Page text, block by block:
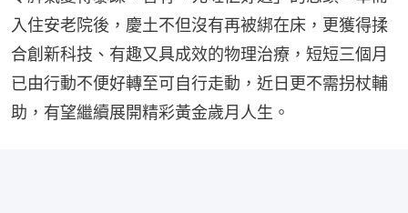
入住安老院後，慶土不但沒有再被綁在床，更獲得揉
合創新科技、有趣又具成效的物理治療，短短三個月
已由行動不便好轉至可自行走動，近日更不需拐杖輔
助，有望繼續展開精彩黃金歲月人生。